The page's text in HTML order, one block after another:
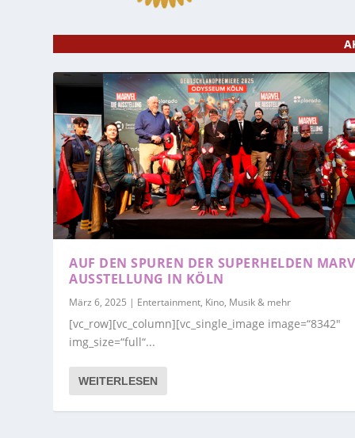
AUF DEN SPUREN DER SUPERHELDEN
AUSSTELLUNG IN KÖLN
März 6, 2025 | Entertainment, Kino, Musik & mehr
[vc_row][vc_column][vc_single_image image=“8342″
img_size=“full“...
WEITERLESEN